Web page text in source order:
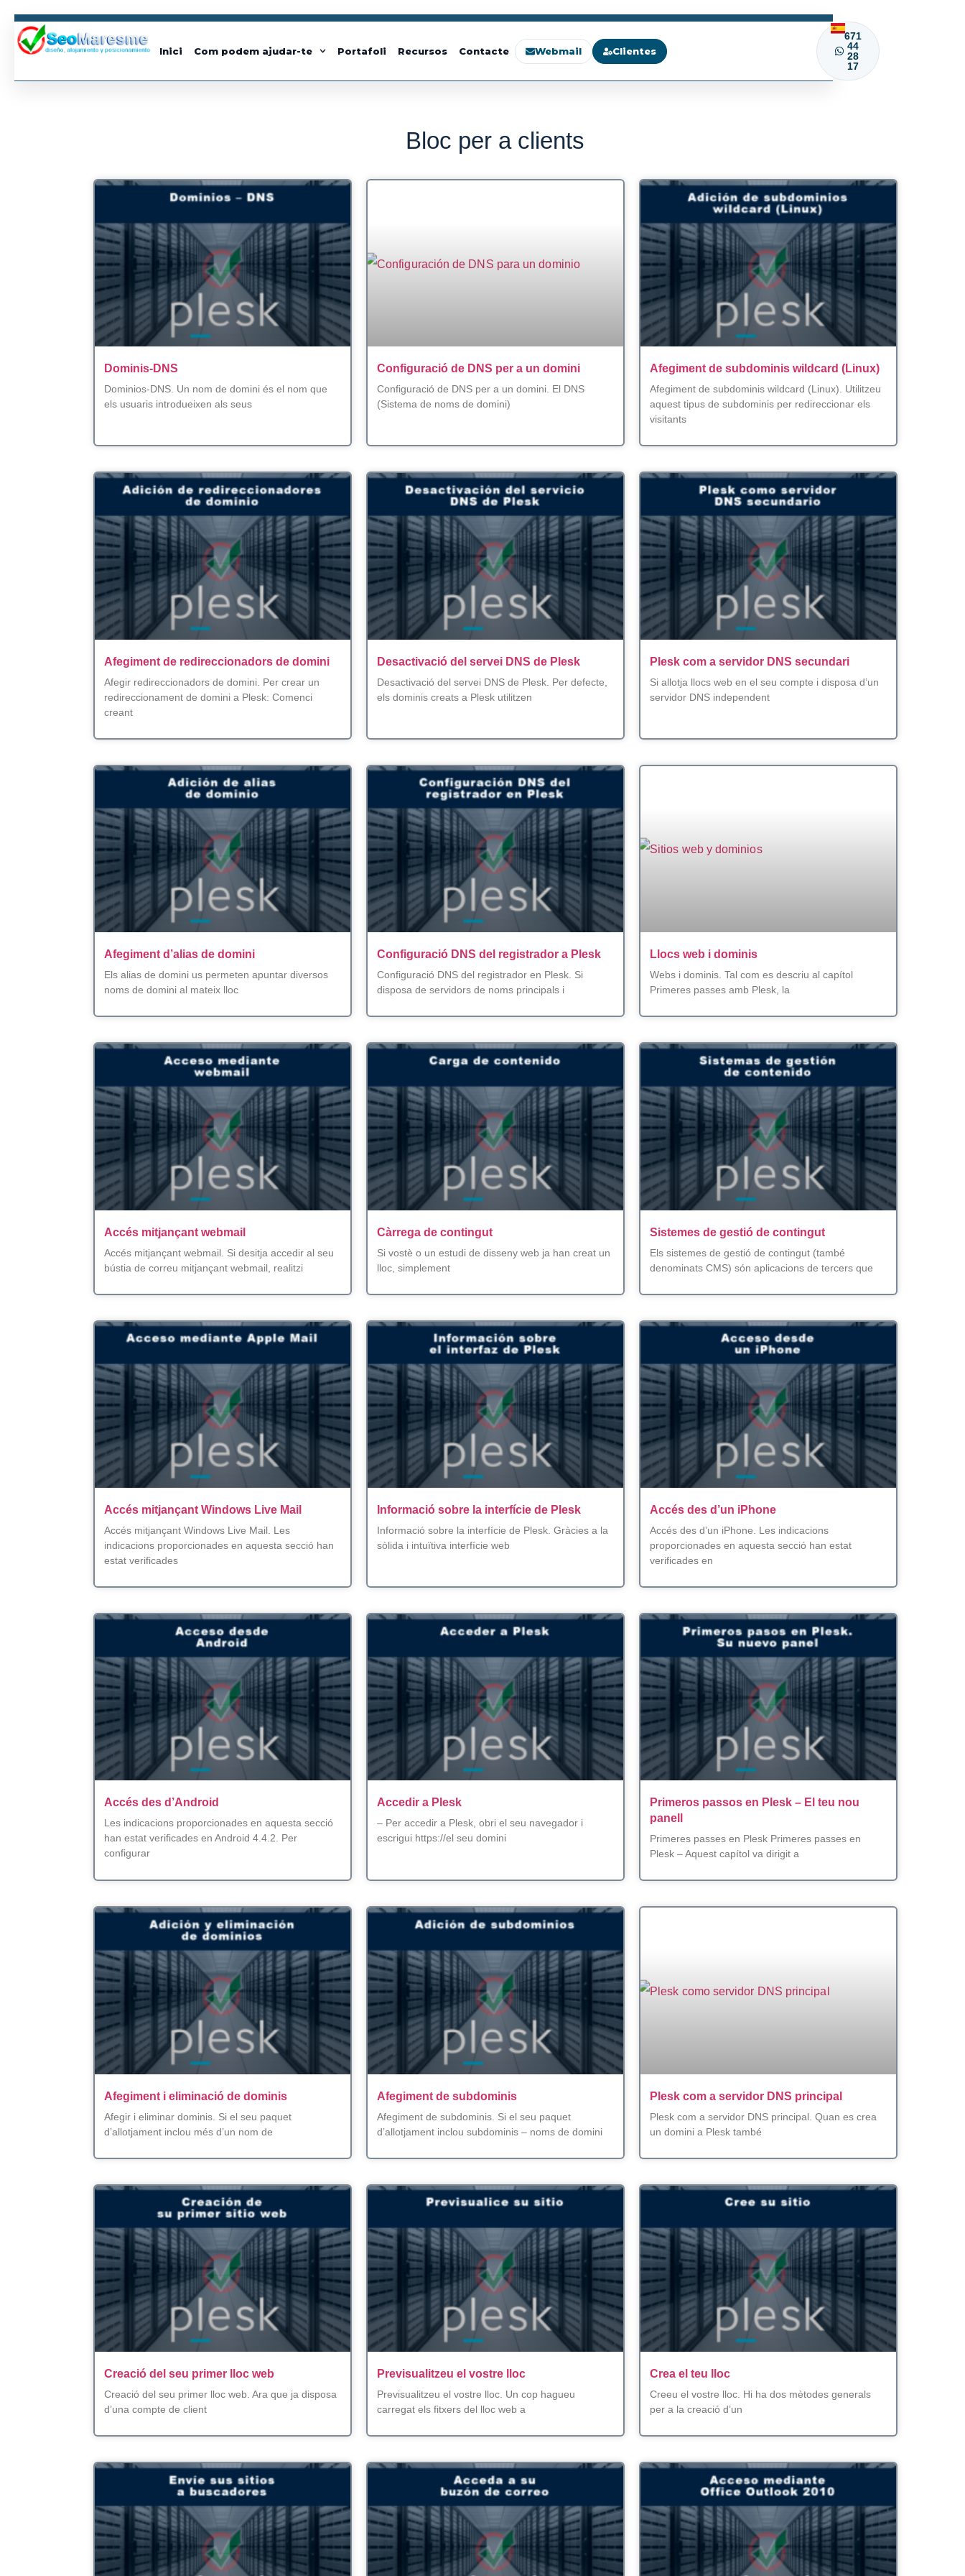
Inici Com podem ajudar-te Portafoli Recursos Contacte Webmail Clientes
671
44
28
17
Bloc per a clients
Dominis-DNS
Dominios-DNS. Un nom de domini és el nom que
els usuaris introdueixen als seus
Configuració de DNS per a un domini
Configuració de DNS per a un domini. El DNS
(Sistema de noms de domini)
Afegiment de subdominis wildcard (Linux)
Afegiment de subdominis wildcard (Linux). Utilitzeu
aquest tipus de subdominis per redireccionar els
visitants
Afegiment de redireccionadors de domini
Afegir redireccionadors de domini. Per crear un
redireccionament de domini a Plesk: Comenci
creant
Desactivació del servei DNS de Plesk
Desactivació del servei DNS de Plesk. Per defecte,
els dominis creats a Plesk utilitzen
Plesk com a servidor DNS secundari
Si allotja llocs web en el seu compte i disposa d’un
servidor DNS independent
Afegiment d’alias de domini
Els alias de domini us permeten apuntar diversos
noms de domini al mateix lloc
Configuració DNS del registrador a Plesk
Configuració DNS del registrador en Plesk. Si
disposa de servidors de noms principals i
Llocs web i dominis
Webs i dominis. Tal com es descriu al capítol
Primeres passes amb Plesk, la
Accés mitjançant webmail
Accés mitjançant webmail. Si desitja accedir al seu
bústia de correu mitjançant webmail, realitzi
Càrrega de contingut
Si vostè o un estudi de disseny web ja han creat un
lloc, simplement
Sistemes de gestió de contingut
Els sistemes de gestió de contingut (també
denominats CMS) són aplicacions de tercers que
Accés mitjançant Windows Live Mail
Accés mitjançant Windows Live Mail. Les
indicacions proporcionades en aquesta secció han
estat verificades
Informació sobre la interfície de Plesk
Informació sobre la interfície de Plesk. Gràcies a la
sòlida i intuïtiva interfície web
Accés des d’un iPhone
Accés des d’un iPhone. Les indicacions
proporcionades en aquesta secció han estat
verificades en
Accés des d’Android
Les indicacions proporcionades en aquesta secció
han estat verificades en Android 4.4.2. Per
configurar
Accedir a Plesk
– Per accedir a Plesk, obri el seu navegador i
escrigui https://el seu domini
Primeros passos en Plesk – El teu nou
panell
Primeres passes en Plesk Primeres passes en
Plesk – Aquest capítol va dirigit a
Afegiment i eliminació de dominis
Afegir i eliminar dominis. Si el seu paquet
d’allotjament inclou més d’un nom de
Afegiment de subdominis
Afegiment de subdominis. Si el seu paquet
d’allotjament inclou subdominis – noms de domini
Plesk com a servidor DNS principal
Plesk com a servidor DNS principal. Quan es crea
un domini a Plesk també
Creació del seu primer lloc web
Creació del seu primer lloc web. Ara que ja disposa
d’una compte de client
Previsualitzeu el vostre lloc
Previsualitzeu el vostre lloc. Un cop hagueu
carregat els fitxers del lloc web a
Crea el teu lloc
Creeu el vostre lloc. Hi ha dos mètodes generals
per a la creació d’un